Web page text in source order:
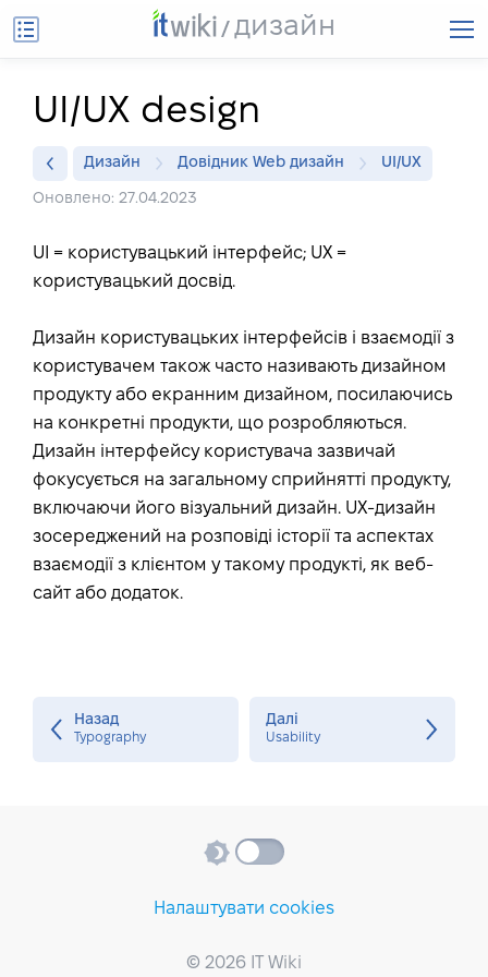
дизайн
UI/UX design
Дизайн Довідник Web дизайн UI/UX
Оновлено: 27.04.2023
UI = користувацький інтерфейс; UX =
користувацький досвід.
Дизайн користувацьких інтерфейсів і взаємодії з
користувачем також часто називають дизайном
продукту або екранним дизайном, посилаючись
на конкретні продукти, що розробляються.
Дизайн інтерфейсу користувача зазвичай
фокусується на загальному сприйнятті продукту,
включаючи його візуальний дизайн. UX-дизайн
зосереджений на розповіді історії та аспектах
взаємодії з клієнтом у такому продукті, як веб-
сайт або додаток.
Назад
Typography
Далі
Usability
Налаштувати cookies
© 2026 IT Wiki